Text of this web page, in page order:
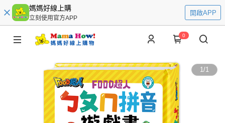
媽媽好線上購
立刻使用官方APP
開啟APP
0
1/1